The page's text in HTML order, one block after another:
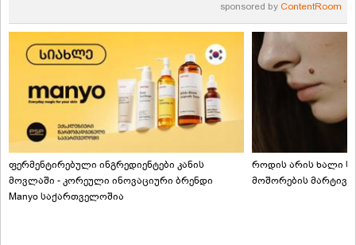
sponsored by ContentRoom
ფერმენტირებული ინგრედიენტები კანის
მოვლაში - კორეული ინოვაციური ბრენდი
Manyo საქართველოშია
როდის არის ხალი
მოშორების